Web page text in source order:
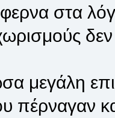
στα
μεγάλη
πέρναγαν